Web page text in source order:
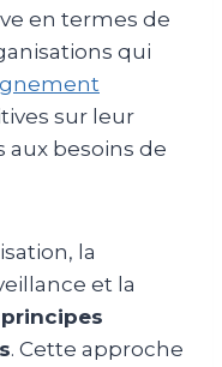
en termes de
qui
sur leur
besoins de
la
et la
principes
. Cette approche